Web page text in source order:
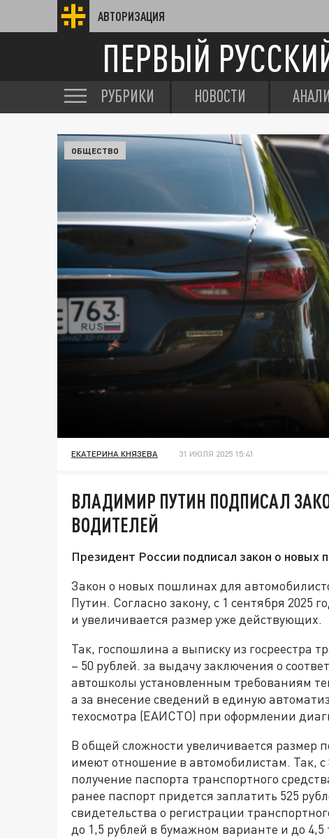
АВТОРИЗАЦИЯ
ПЕРВЫЙ
РУБРИКИ НОВОСТИ
ОБЩЕСТВО
ЕКАТЕРИНА КНЯЗЕВА 31 ИЮЛЯ 2025 15:41
ВЛАДИМИР ПУТИН ПОДПИСАЛ
ВОДИТЕЛЕЙ
Президент России подписал закон о новых
Закон о новых пошлинах для
Путин. Согласно закону, с 1 сентября 2025
и увеличивается размер уже действующих.
Так, госпошлина а выписку из госреестра
– 50 рублей. за выдачу заключения о
автошколы установленным требованиям
а за внесение сведений в единую
техосмотра (ЕАИСТО) при оформлении
В общей сложности увеличивается размер
имеют отношение в автомобилистам. Так,
получение паспорта транспортного
ранее паспорт придется заплатить 525
свидетельства о регистрации
до 1,5 рублей в бумажном варианте и до